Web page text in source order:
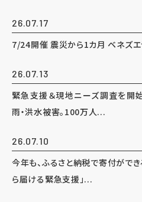
26.07.17
7/24開催 震災から1カ月 ベネズ
26.07.13
緊急支援＆現地ニーズ調査を開
雨・洪水被害。100万人...
26.07.10
今年も、ふるさと納税で寄付がで
ら届ける緊急支援」...